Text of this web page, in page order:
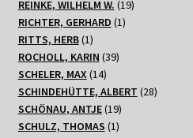
Produkte
REINKE, WILHELM W. 1919
RICHTER, GERHARD 11
RITTS, HERB 11
Produkt
ROCHOLL, KARIN 3939
SCHELER, MAX 1414
Produkte
SCHINDEHÜTTE, ALBERT 2828
SCHÖNAU, ANTJE 1919
Produkte
SCHULZ, THOMAS 11